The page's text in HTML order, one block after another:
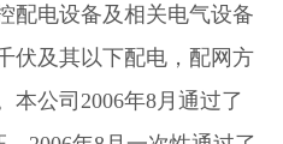
配电设备及相关电气设备
伏及其以下配电，配网方
本公司2006年8月通过了